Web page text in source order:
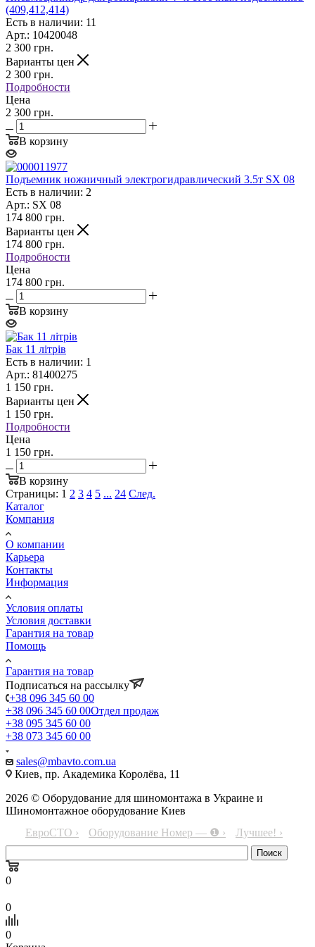
(409,412,414)
Есть в наличии: 11
Арт.: 10420048
2 300 грн.
Варианты цен
2 300 грн.
Подробности
Цена
2 300 грн.
В корзину
Подъемник ножничный электрогидравлический 3.5т SX 08
Есть в наличии: 2
Арт.: SX 08
174 800 грн.
Варианты цен
174 800 грн.
Подробности
Цена
174 800 грн.
В корзину
Бак 11 літрів
Есть в наличии: 1
Арт.: 81400275
1 150 грн.
Варианты цен
1 150 грн.
Подробности
Цена
1 150 грн.
В корзину
Страницы: 1 2 3 4 5 ... 24 След.
Каталог
Компания
О компании
Карьера
Контакты
Информация
Условия оплаты
Условия доставки
Гарантия на товар
Помощь
Гарантия на товар
Подписаться на рассылку
+38 096 345 60 00
+38 096 345 60 00Отдел продаж
+38 095 345 60 00
+38 073 345 60 00
sales@mbavto.com.ua
Киев, пр. Академика Королёва, 11
2026 © Оборудование для шиномонтажа в Украине и
Шиномонтажное оборудование Киев
ЕвроСТО ›
Оборудование Номер — ❶ › Лучшее! ›
0
0
0